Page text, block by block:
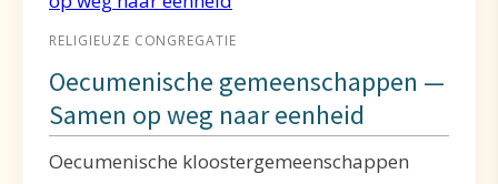
RELIGIEUZE CONGREGATIE
Oecumenische gemeenschappen —
Samen op weg naar eenheid
Oecumenische kloostergemeenschappen